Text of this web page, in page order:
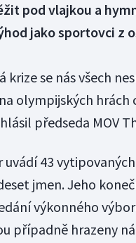
pod vlajkou a
jako sportovci z
krize se nás všech
olympijských
předseda MOV
uvádí 43
jmen. Jeho
výkonného
případně hrazeny